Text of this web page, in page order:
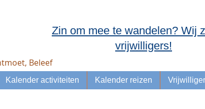
Beleef
Zin om mee te wandelen? Wij
vrijwilligers!
Kalender activiteiten Kalender reizen